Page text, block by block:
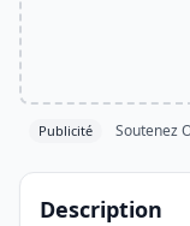
Publicité Soutenez
Description